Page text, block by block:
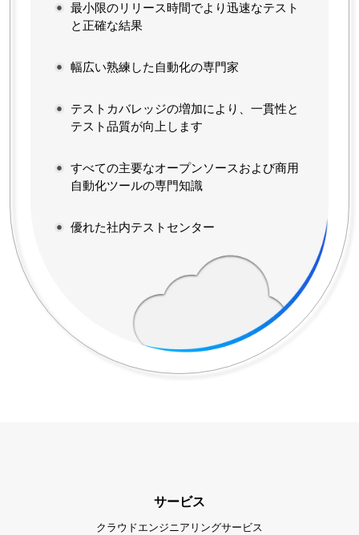
最小限のリリース時間でより迅速なテスト
と正確な結果
幅広い熟練した自動化の専門家
テストカバレッジの増加により、一貫性と
テスト品質が向上します
すべての主要なオープンソースおよび商用
自動化ツールの専門知識
優れた社内テストセンター
サービス
クラウドエンジニアリングサービス